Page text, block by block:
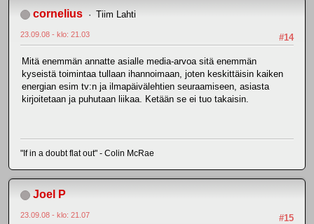
cornelius Tiim Lahti
#14
23.09.08 - klo: 21.03
Mitä enemmän annatte asialle media-arvoa sitä enemmän
kyseistä toimintaa tullaan ihannoimaan, joten keskittäisin kaiken
energian esim tv:n ja ilmapäivälehtien seuraamiseen, asiasta
kirjoitetaan ja puhutaan liikaa. Ketään se ei tuo takaisin.
"If in a doubt flat out" - Colin McRae
Joel P
#15
23.09.08 - klo: 21.07